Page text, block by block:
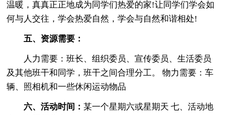
温暖，真真正正地成为同学们热爱的家!让同学们学会如
何与人交往，学会热爱自然，学会与自然和谐相处!
五、资源需要：
人力需要：班长、组织委员、宣传委员、生活委员
及其他班干和同学，班干之间合理分工。 物力需要：车
辆、照相机和一些休闲运动物品
六、活动时间：某一个星期六或星期天 七、活动地